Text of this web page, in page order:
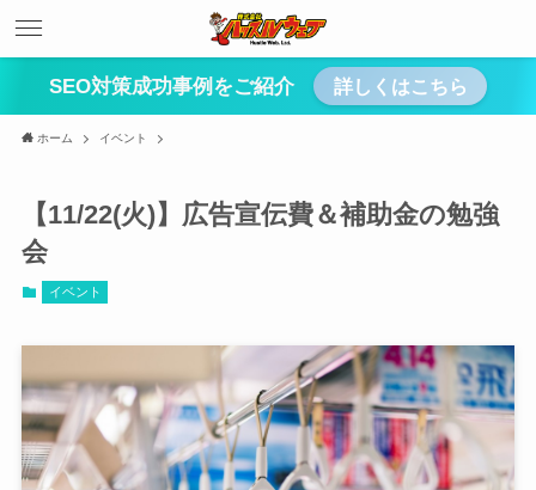
SEO対策成功事例をご紹介 詳しくはこちら
ホーム イベント
【11/22(火)】広告宣伝費＆補助金の勉強
会
イベント